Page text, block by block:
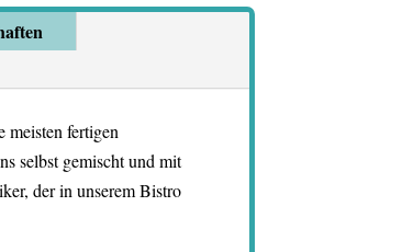
meisten fertigen
selbst gemischt und mit
der in unserem Bistro